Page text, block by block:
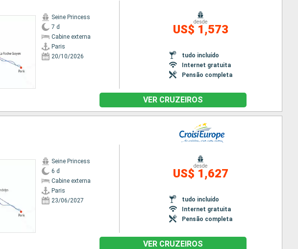
Seine Princess
7 d
Cabine externa
Paris
20/10/2026
desde
US$ 1,573
tudo incluído
Internet gratuita
Pensão completa
VER CRUZEIROS
Seine Princess
6 d
Cabine externa
Paris
23/06/2027
desde
US$ 1,627
tudo incluído
Internet gratuita
Pensão completa
VER CRUZEIROS